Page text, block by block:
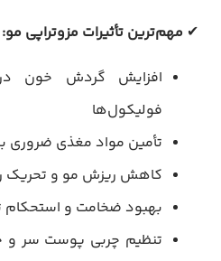
✔ مهم‌ترین تأثیرات مزوتراپی مو:
افزایش گردش خون
فولیکول‌ها
تأمین مواد مغذی ضروری
کاهش ریزش مو و تحریک
بهبود ضخامت و استحکام
تنظیم چربی پوست سر و